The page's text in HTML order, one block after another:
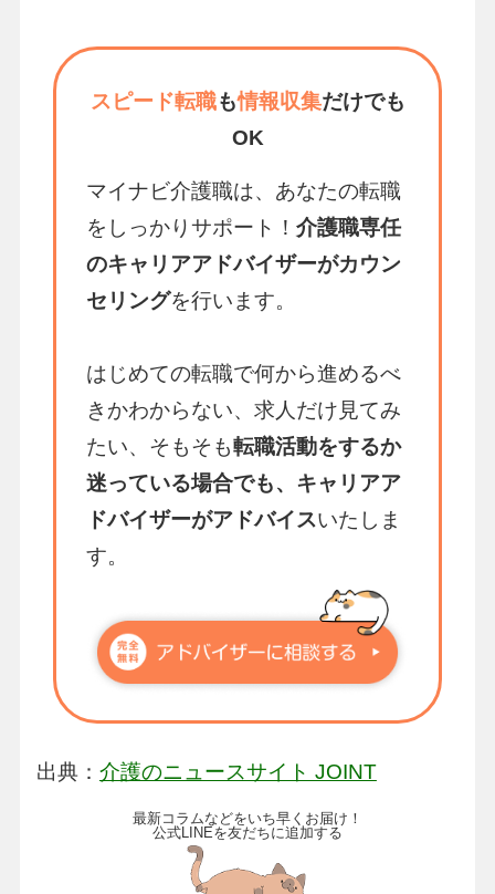
スピード転職も情報収集だけでも
OK
マイナビ介護職は、あなたの転職
をしっかりサポート！ 介護職専任
のキャリアアドバイザーがカウン
セリングを行います。
はじめての転職で何から進めるべ
きかわからない、求人だけ見てみ
たい、そもそも転職活動をするか
迷っている場合でも、キャリアア
ドバイザーがアドバイスいたしま
す。
出典： 介護のニュースサイト JOINT
最新コラムなどをいち早くお届け！
公式LINEを友だちに追加する